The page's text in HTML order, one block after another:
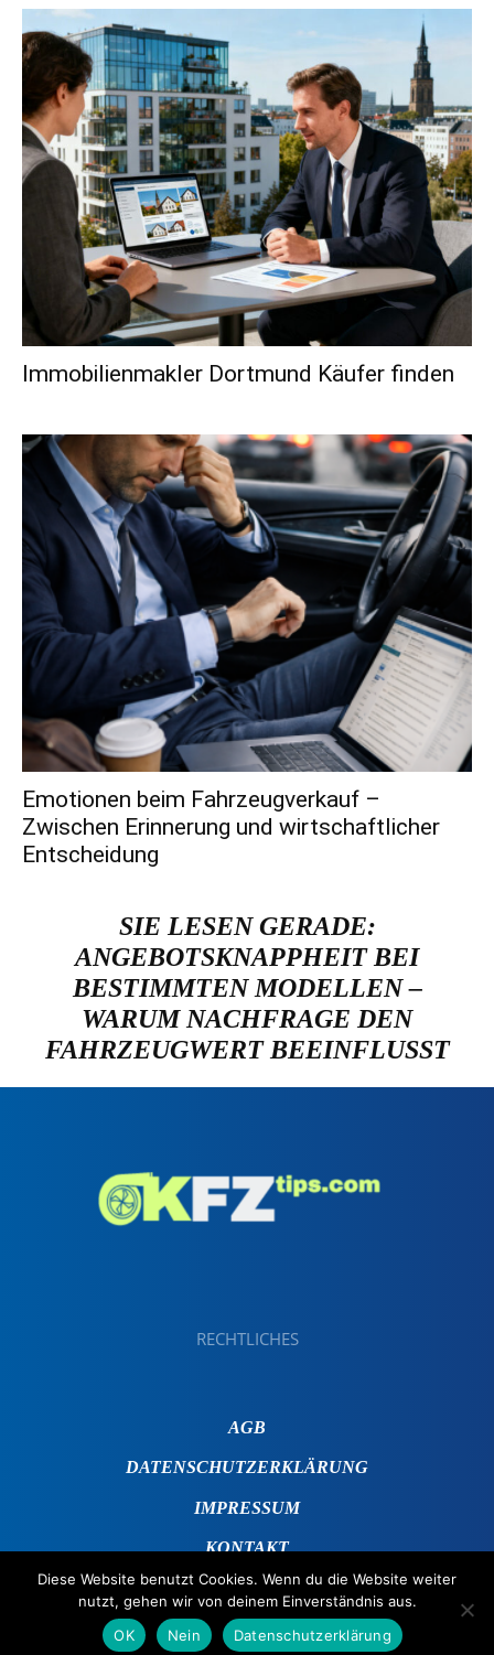
Immobilienmakler Dortmund Käufer finden
Emotionen beim Fahrzeugverkauf –
Zwischen Erinnerung und wirtschaftlicher
Entscheidung
SIE LESEN GERADE:
ANGEBOTSKNAPPHEIT BEI
BESTIMMTEN MODELLEN –
WARUM NACHFRAGE DEN
FAHRZEUGWERT BEEINFLUSST
RECHTLICHES
AGB
DATENSCHUTZERKLÄRUNG
IMPRESSUM
KONTAKT
© 2019 - 2025 KFZTips.com
Diese Website benutzt Cookies. Wenn du die Website weiter
nutzt, gehen wir von deinem Einverständnis aus.
OK
Nein Datenschutzerklärung